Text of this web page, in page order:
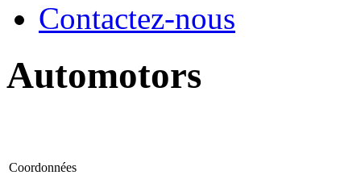
Contactez-nous
Automotors
Coordonnées